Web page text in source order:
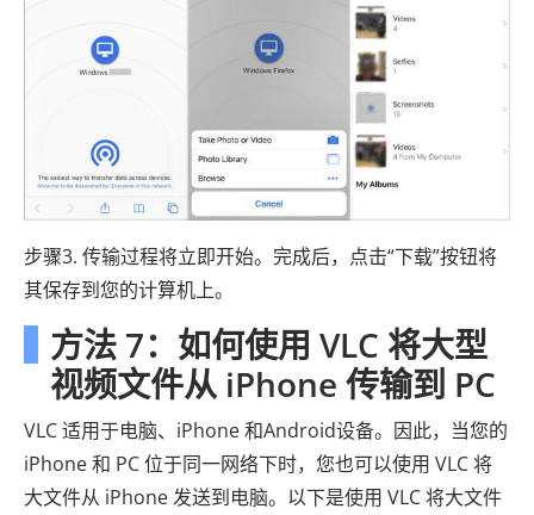
步骤3. 传输过程将立即开始。完成后，点击“下载”按钮将
其保存到您的计算机上。
方法 7：如何使用 VLC 将大型
视频文件从 iPhone 传输到 PC
VLC 适用于电脑、iPhone 和Android设备。因此，当您的
iPhone 和 PC 位于同一网络下时，您也可以使用 VLC 将
大文件从 iPhone 发送到电脑。以下是使用 VLC 将大文件